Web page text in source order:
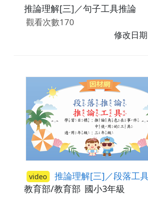
推論理解[三]／句子工具推論
觀看次數170
修改日
video 推論理解[三]／段落工
教育部/教育部 國小3年級